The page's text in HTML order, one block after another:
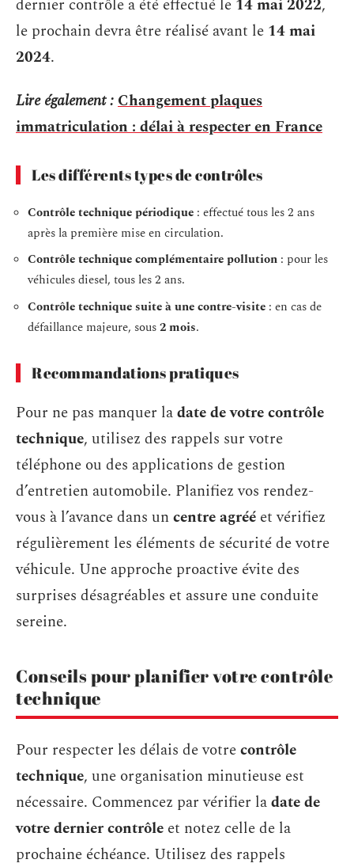
dernier contrôle a été effectué le 14 mai 2022,
le prochain devra être réalisé avant le 14 mai
2024.
Lire également :Changement plaques
immatriculation : délai à respecter en France
Les différents types de contrôles
Contrôle technique périodique : effectué tous les 2 ans
après la première mise en circulation.
Contrôle technique complémentaire pollution : pour les
véhicules diesel, tous les 2 ans.
Contrôle technique suite à une contre-visite : en cas de
défaillance majeure, sous2 mois.
Recommandations pratiques
Pour ne pas manquer ladate de votre contrôle
technique, utilisez des rappels sur votre
téléphone ou des applications de gestion
d’entretien automobile. Planifiez vos rendez-
vous à l’avance dans uncentre agréé et vérifiez
régulièrement les éléments de sécurité de votre
véhicule. Une approche proactive évite des
surprises désagréables et assure une conduite
sereine.
Conseils pour planifier votre contrôle
technique
Pour respecter les délais de votrecontrôle
technique, une organisation minutieuse est
nécessaire. Commencez par vérifier ladate de
votre dernier contrôle et notez celle de la
prochaine échéance. Utilisez des rappels